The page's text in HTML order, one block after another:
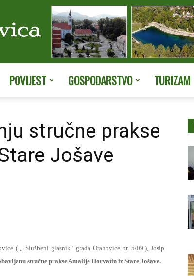
stranice
POVIJEST GOSPODARSTVO TURIZAM
stručne prakse
Jošave
( „ Službeni glasnik“ grada Orahovice br. 5/09.), Josip
stručne prakse Amalije Horvatin iz Stare Jošave.